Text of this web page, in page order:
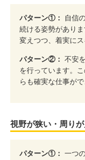
パターン①：
自信
続ける姿勢があり
変えつつ、着実に
パターン②： 不安
を行っています。
らも確実な仕事が
視野が狭い・周り
パターン①： 一つ